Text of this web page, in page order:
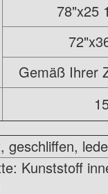
78"x25
Gemäß Ihrer
geschliffen,
Kunststoff